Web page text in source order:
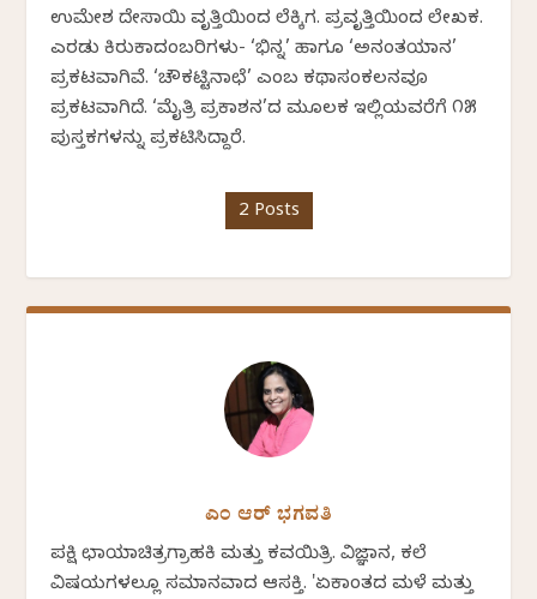
ಉಮೇಶ ದೇಸಾಯಿ ವೃತ್ತಿಯಿಂದ ಲೆಕ್ಕಿಗ. ಪ್ರವೃತ್ತಿಯಿಂದ ಲೇಖಕ.
ಎರಡು ಕಿರುಕಾದಂಬರಿಗಳು- ‘ಭಿನ್ನ’ ಹಾಗೂ ‘ಅನಂತಯಾನ’
ಪ್ರಕಟವಾಗಿವೆ. ‘ಚೌಕಟ್ಟಿನಾಛೆ’ ಎಂಬ ಕಥಾಸಂಕಲನವೂ
ಪ್ರಕಟವಾಗಿದೆ. ‘ಮೈತ್ರಿ ಪ್ರಕಾಶನ’ದ ಮೂಲಕ ಇಲ್ಲಿಯವರೆಗೆ ೧೫
ಪುಸ್ತಕಗಳನ್ನು ಪ್ರಕಟಿಸಿದ್ದಾರೆ.
2 Posts
ಎಂ ಆರ್ ಭಗವತಿ
ಪಕ್ಷಿ ಛಾಯಾಚಿತ್ರಗ್ರಾಹಕಿ ಮತ್ತು ಕವಯಿತ್ರಿ. ವಿಜ್ಞಾನ, ಕಲೆ
ವಿಷಯಗಳಲ್ಲೂ ಸಮಾನವಾದ ಆಸಕ್ತಿ. 'ಏಕಾಂತದ ಮಳೆ ಮತ್ತು